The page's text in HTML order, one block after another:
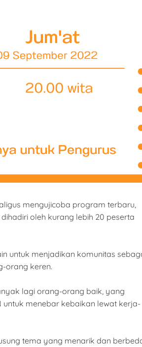
mengujicoba program terbaru,
oleh kurang lebih 20 peserta
untuk menjadikan komunitas
orang keren.
lagi orang-orang baik, yang
menebar kebaikan lewat kerja-
tema yang menarik dan